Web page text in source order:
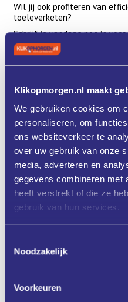
Klikopmorgen.nl maakt
We gebruiken cookies om
personaliseren, om
ons websiteverkeer te
over uw gebruik van onze
media, adverteren en
gegevens combineren met
heeft verstrekt of die ze
gebruik van hun services.
Noodzakelijk
Voorkeuren
Wil jij ook profiteren van
toeleverketen?
Schrijf je vandaag nog in
eerste stap naar een
Programma
Zet in